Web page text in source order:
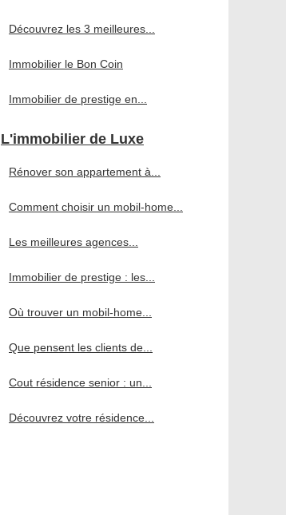
Découvrez les 3 meilleures...
Immobilier le Bon Coin
Immobilier de prestige en...
L'immobilier de Luxe
Rénover son appartement à...
Comment choisir un mobil-home...
Les meilleures agences...
Immobilier de prestige : les...
Où trouver un mobil-home...
Que pensent les clients de...
Cout résidence senior : un...
Découvrez votre résidence...